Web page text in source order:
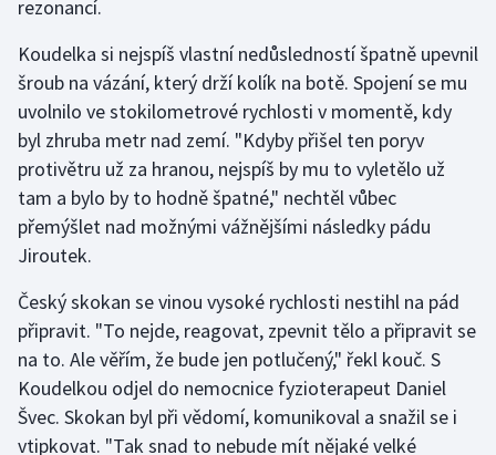
rezonancí.
Koudelka si nejspíš vlastní nedůsledností špatně upevnil
šroub na vázání, který drží kolík na botě. Spojení se mu
uvolnilo ve stokilometrové rychlosti v momentě, kdy
byl zhruba metr nad zemí. "Kdyby přišel ten poryv
protivětru už za hranou, nejspíš by mu to vyletělo už
tam a bylo by to hodně špatné," nechtěl vůbec
přemýšlet nad možnými vážnějšími následky pádu
Jiroutek.
Český skokan se vinou vysoké rychlosti nestihl na pád
připravit. "To nejde, reagovat, zpevnit tělo a připravit se
na to. Ale věřím, že bude jen potlučený," řekl kouč. S
Koudelkou odjel do nemocnice fyzioterapeut Daniel
Švec. Skokan byl při vědomí, komunikoval a snažil se i
vtipkovat. "Tak snad to nebude mít nějaké velké